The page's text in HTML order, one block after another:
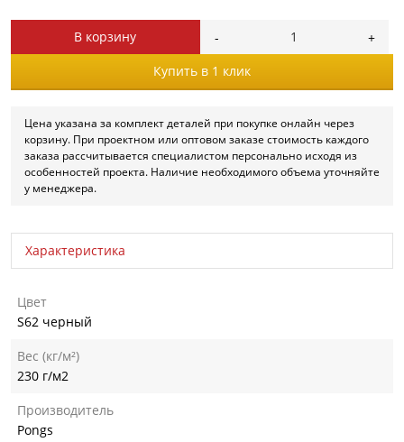
В корзину
Купить в 1 клик
Цена указана за комплект деталей при покупке онлайн через
корзину. При проектном или оптовом заказе стоимость каждого
заказа рассчитывается специалистом персонально исходя из
особенностей проекта. Наличие необходимого объема уточняйте
у менеджера.
Характеристика
Цвет
S62 черный
Вес (кг/м²)
230 г/м2
Производитель
Pongs